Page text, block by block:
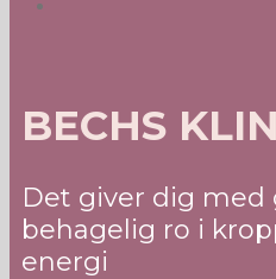
BECHS
Det giver dig med
behagelig ro i
energi